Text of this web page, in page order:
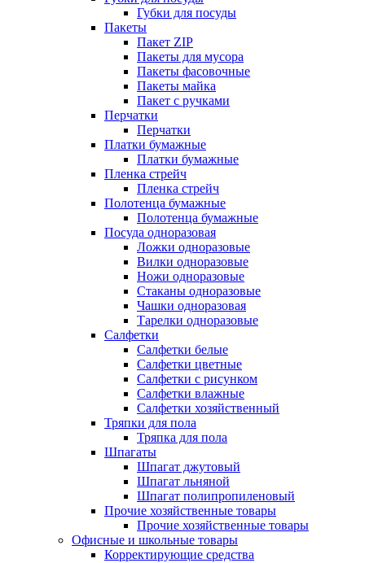
Губки для посуды
Пакеты
Пакет ZIP
Пакеты для мусора
Пакеты фасовочные
Пакеты майка
Пакет с ручками
Перчатки
Перчатки
Платки бумажные
Платки бумажные
Пленка стрейч
Пленка стрейч
Полотенца бумажные
Полотенца бумажные
Посуда одноразовая
Ложки одноразовые
Вилки одноразовые
Ножи одноразовые
Стаканы одноразовые
Чашки одноразовая
Тарелки одноразовые
Салфетки
Салфетки белые
Салфетки цветные
Салфетки с рисунком
Салфетки влажные
Салфетки хозяйственный
Тряпки для пола
Тряпка для пола
Шпагаты
Шпагат джутовый
Шпагат льняной
Шпагат полипропиленовый
Прочие хозяйственные товары
Прочие хозяйственные товары
Офисные и школьные товары
Корректирующие средства